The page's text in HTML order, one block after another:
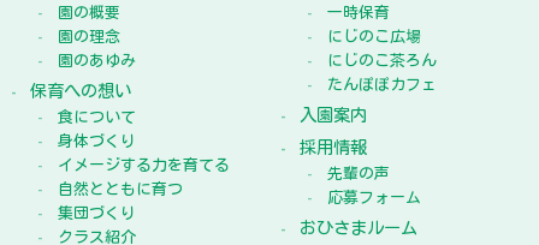
園の概要
園の理念
園のあゆみ
保育への想い
食について
身体づくり
イメージする力を育てる
自然とともに育つ
集団づくり
クラス紹介
一時保育
にじのこ広場
にじのこ茶ろん
たんぽぽカフェ
入園案内
採用情報
先輩の声
応募フォーム
おひさまルーム